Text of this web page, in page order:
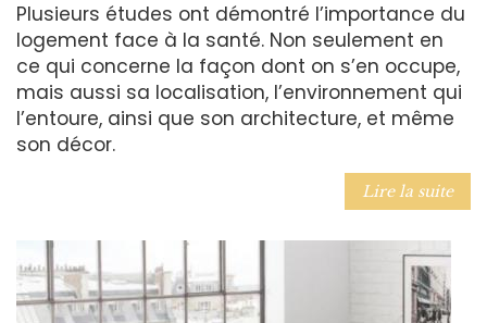
Plusieurs études ont démontré l’importance du
logement face à la santé. Non seulement en
ce qui concerne la façon dont on s’en occupe,
mais aussi sa localisation, l’environnement qui
l’entoure, ainsi que son architecture, et même
son décor.
Lire la suite